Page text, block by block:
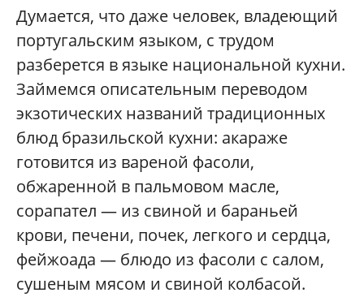
Думается, что даже человек, владеющий
португальским языком, с трудом
разберется в языке национальной кухни.
Займемся описательным переводом
экзотических названий традиционных
блюд бразильской кухни: акараже
готовится из вареной фасоли,
обжаренной в пальмовом масле,
сорапател — из свиной и бараньей
крови, печени, почек, легкого и сердца,
фейжоада — блюдо из фасоли с салом,
сушеным мясом и свиной колбасой.